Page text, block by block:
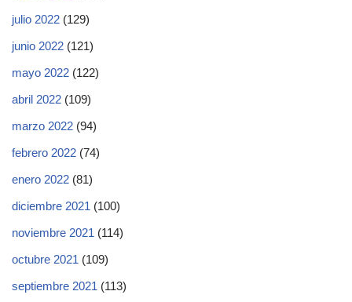
julio 2022 (129)
junio 2022 (121)
mayo 2022 (122)
abril 2022 (109)
marzo 2022 (94)
febrero 2022 (74)
enero 2022 (81)
diciembre 2021 (100)
noviembre 2021 (114)
octubre 2021 (109)
septiembre 2021 (113)